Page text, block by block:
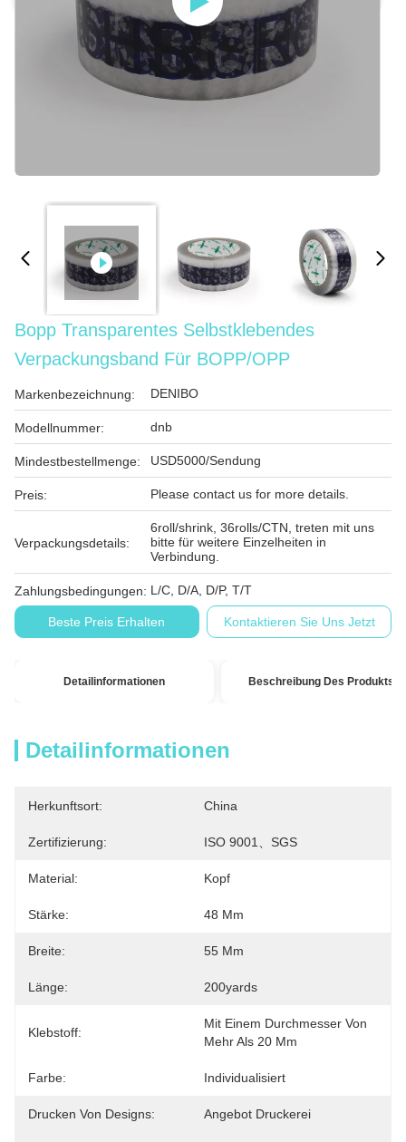
Bopp Transparentes Selbstklebendes
Verpackungsband Für BOPP/OPP
Markenbezeichnung: DENIBO
Modellnummer: dnb
Mindestbestellmenge: USD5000/Sendung
Preis: Please contact us for more details.
Verpackungsdetails:
6roll/shrink, 36rolls/CTN, treten mit uns
bitte für weitere Einzelheiten in
Verbindung.
Zahlungsbedingungen: L/C, D/A, D/P, T/T
Beste Preis Erhalten Kontaktieren Sie Uns Jetzt
Detailinformationen Beschreibung Des Produkts
Detailinformationen
Herkunftsort: China
Zertifizierung: ISO 9001、SGS
Material: Kopf
Stärke: 48 Μm
Breite: 55 Mm
Länge: 200yards
Klebstoff:
Mit Einem Durchmesser Von
Mehr Als 20 Mm
Farbe: Individualisiert
Drucken Von Designs: Angebot Druckerei